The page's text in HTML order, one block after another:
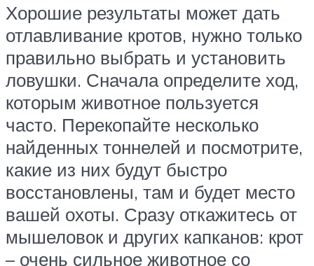
Хорошие результаты может дать
отлавливание кротов, нужно только
правильно выбрать и установить
ловушки. Сначала определите ход,
которым животное пользуется
часто. Перекопайте несколько
найденных тоннелей и посмотрите,
какие из них будут быстро
восстановлены, там и будет место
вашей охоты. Сразу откажитесь от
мышеловок и других капканов: крот
– очень сильное животное со